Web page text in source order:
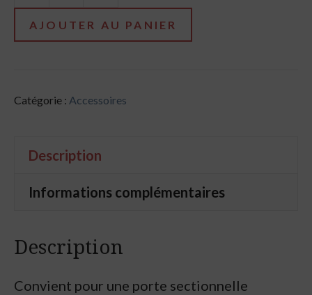
de
Grille
AJOUTER AU PANIER
Catégorie : Accessoires
Description
Informations complémentaires
Description
Convient pour une porte sectionnelle